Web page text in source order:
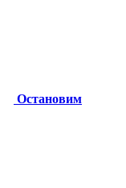
Остановим